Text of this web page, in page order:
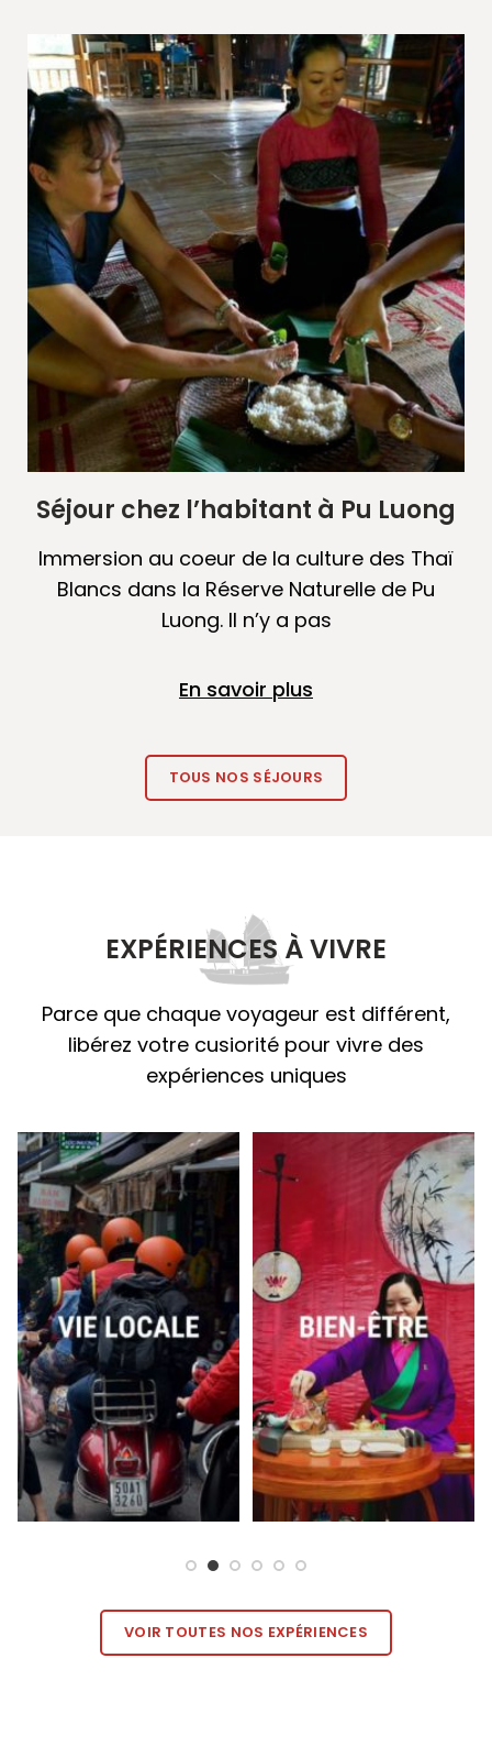
Séjour chez l’habitant à Pu Luong
Immersion au coeur de la culture des Thaï
Blancs dans la Réserve Naturelle de Pu
Luong. Il n’y a pas
En savoir plus
TOUS NOS SÉJOURS
EXPÉRIENCES À VIVRE
Parce que chaque voyageur est différent,
libérez votre cusiorité pour vivre des
expériences uniques
VOIR TOUTES NOS EXPÉRIENCES